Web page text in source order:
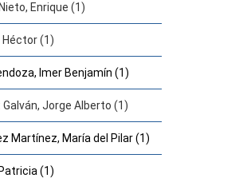
Enrique (1)
Héctor (1)
Imer Benjamín (1)
Galván, Jorge Alberto (1)
Martínez, María del Pilar (1)
(1)